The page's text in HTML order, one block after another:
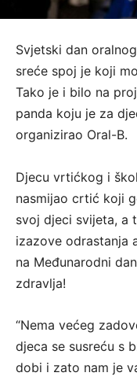
Svjetski dan
sreće spoj je koji
Tako je i bilo na
panda koju je za
organizirao Oral-B.
Djecu vrtićkog i
nasmijao crtić koji
svoj djeci svijeta, a
izazove odrastanja
na Međunarodni
zdravlja!
“Nema većeg
djeca se susreću s
dobi i zato nam je